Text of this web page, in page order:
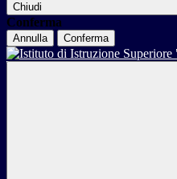
Chiudi
Conferma
Annulla Conferma